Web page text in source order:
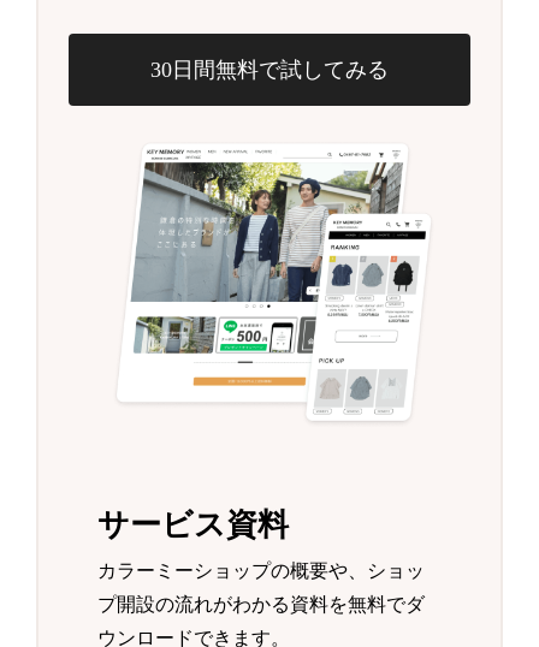
30日間無料で試してみる
サービス資料
カラーミーショップの概要や、ショッ
プ開設の流れがわかる資料を無料でダ
ウンロードできます。